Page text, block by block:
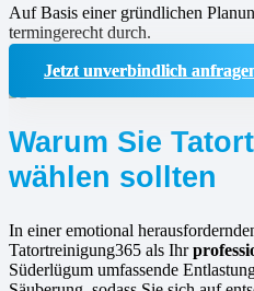
Auf Basis einer gründlichen
termingerecht durch.
Jetzt unverbindlich
Warum Sie
wählen sollten
In einer emotional
Tatortreinigung365 als Ihr
Süderlügum umfassende